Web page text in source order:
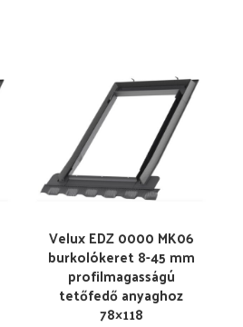
Velux EDZ 0000 MK06
burkolókeret 8-45 mm
profilmagasságú
tetőfedő anyaghoz
78×118